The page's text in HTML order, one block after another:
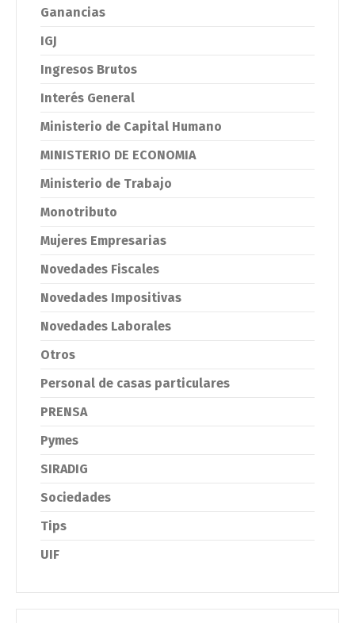
Ganancias
IGJ
Ingresos Brutos
Interés General
Ministerio de Capital Humano
MINISTERIO DE ECONOMIA
Ministerio de Trabajo
Monotributo
Mujeres Empresarias
Novedades Fiscales
Novedades Impositivas
Novedades Laborales
Otros
Personal de casas particulares
PRENSA
Pymes
SIRADIG
Sociedades
Tips
UIF